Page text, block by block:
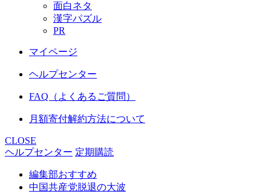
面白ネタ
漢字パズル
PR
マイページ
ヘルプセンター
FAQ（よくあるご質問）
月額寄付解約方法について
CLOSE
ヘルプセンター 定期購読
編集部おすすめ
中国共産党脱退の大波